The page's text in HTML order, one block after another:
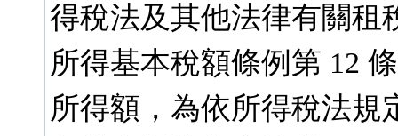
得稅法及其他法律有關租
所得基本稅額條例第 12
所得額，為依所得稅法規